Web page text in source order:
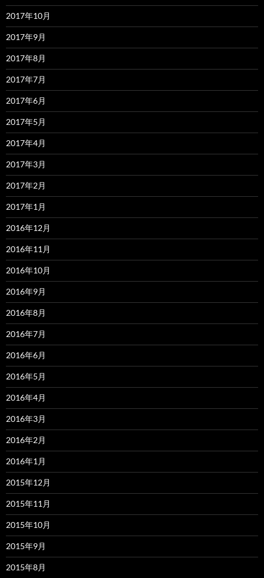
2017年10月
2017年9月
2017年8月
2017年7月
2017年6月
2017年5月
2017年4月
2017年3月
2017年2月
2017年1月
2016年12月
2016年11月
2016年10月
2016年9月
2016年8月
2016年7月
2016年6月
2016年5月
2016年4月
2016年3月
2016年2月
2016年1月
2015年12月
2015年11月
2015年10月
2015年9月
2015年8月